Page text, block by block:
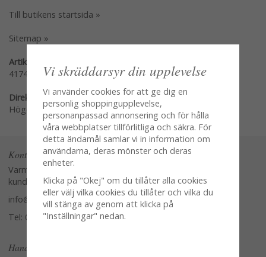
Till butikens startsida »
Sitemap »
Artikelnummer:
41741
Direktlänk:
Högerklicka och kopiera adressen
Kontakta oss
Varmt välkommen att kontakta vår
kundtjänst.
info@glasverandan.se
Tel: 079-3495968
Handla
Vi skräddarsyr din upplevelse
Vi använder cookies för att ge dig en
personlig shoppingupplevelse,
personanpassad annonsering och för hålla
våra webbplatser tillförlitliga och säkra. För
detta ändamål samlar vi in information om
användarna, deras mönster och deras
enheter.
Klicka på "Okej" om du tillåter alla cookies
eller välj vilka cookies du tillåter och vilka du
vill stänga av genom att klicka på
"Inställningar" nedan.